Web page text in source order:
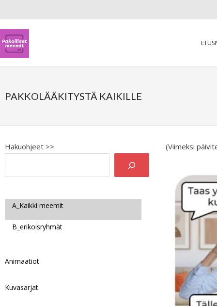
PAKKOLÄÄKITYSTÄ KAIKILLE
(Viimeksi
Hakuohjeet >>
A_Kaikki meemit
B_erikoisryhmät
Animaatiot
Kuvasarjat